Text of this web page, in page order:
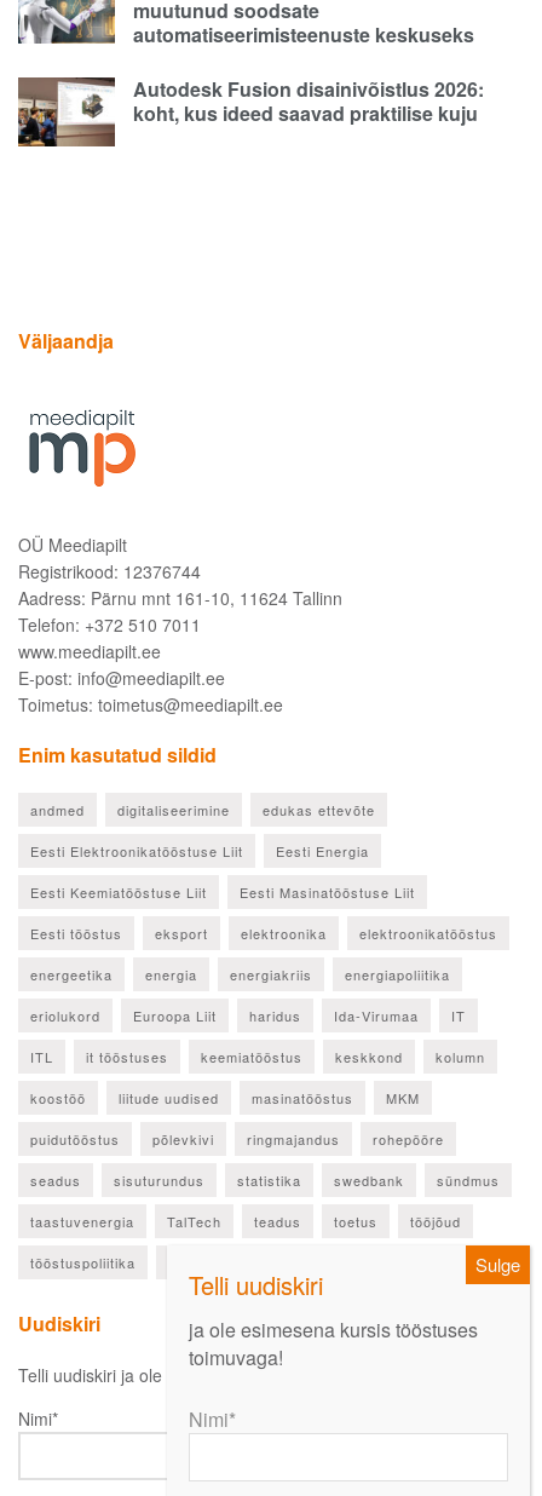
muutunud soodsate
automatiseerimisteenuste keskuseks
Autodesk Fusion disainivõistlus 2026:
koht, kus ideed saavad praktilise kuju
Väljaandja
OÜ Meediapilt
Registrikood: 12376744
Aadress: Pärnu mnt 161-10, 11624 Tallinn
Telefon: +372 510 7011
www.meediapilt.ee
E-post: info@meediapilt.ee
Toimetus: toimetus@meediapilt.ee
Enim kasutatud sildid
andmed digitaliseerimine edukas ettevõte
Eesti Elektroonikatööstuse Liit Eesti Energia
Eesti Keemiatööstuse Liit Eesti Masinatööstuse Liit
Eesti tööstus eksport elektroonika elektroonikatööstus
energeetika energia energiakriis energiapoliitika
eriolukord Euroopa Liit haridus Ida-Virumaa IT
ITL it tööstuses keemiatööstus keskkond kolumn
koostöö liitude uudised masinatööstus MKM
puidutööstus põlevkivi ringmajandus rohepööre
seadus sisuturundus statistika swedbank sündmus
taastuvenergia TalTech teadus toetus tööjõud
tööstuspoliitika
Uudiskiri
Telli uudiskiri ja ole esimesena kursis oluliste uudistega!
Nimi*
ja ole esimesena kursis tööstuses
toimuvaga!
Nimi*